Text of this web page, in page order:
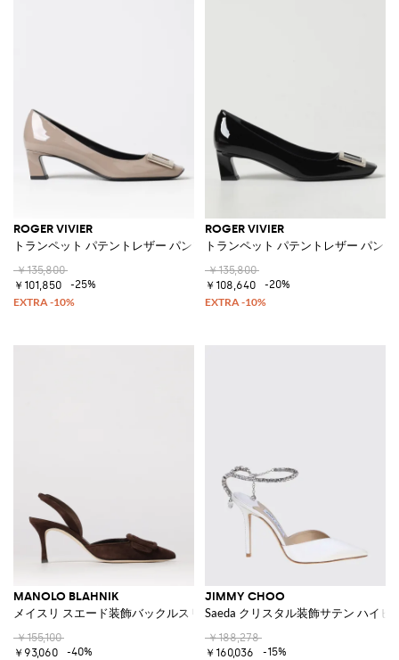
ROGER VIVIER
トランペット パテントレザー パンプス
￥135,800
￥101,850
-25%
ROGER VIVIER
トランペット パテントレザー パンプ
￥135,800
￥108,640
-20%
MANOLO BLAHNIK
メイスリ スエード装飾バックルスリングバック
￥155,100
￥93,060
-40%
JIMMY CHOO
Saeda クリスタル装飾サテン ハイヒ
￥188,278
￥160,036
-15%